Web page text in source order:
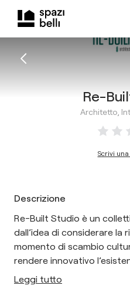
Re-
Architetto,
Scrivi
Descrizione
Re-Built Studio è un
dall’idea di considerare la
momento di scambio
rendere innovativo
Leggi tutto